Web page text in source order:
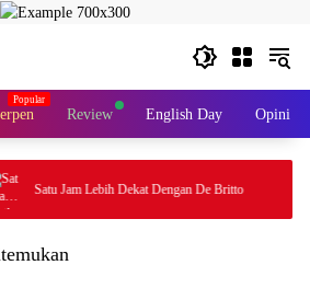
Review English Day Opini
Satu Jam Lebih Dekat Dengan De Britto